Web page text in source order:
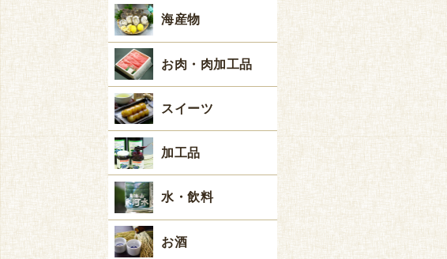
海産物
お肉・肉加工品
スイーツ
加工品
水・飲料
お酒